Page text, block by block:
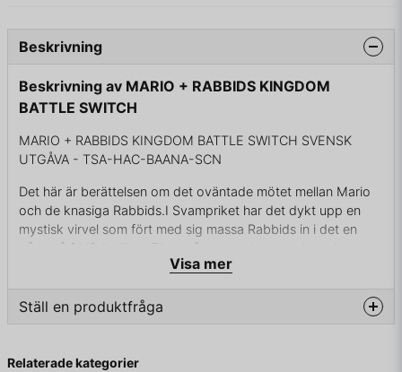
Beskrivning
Beskrivning av MARIO + RABBIDS KINGDOM
BATTLE SWITCH
MARIO + RABBIDS KINGDOM BATTLE SWITCH SVENSK
UTGÅVA - TSA-HAC-BAANA-SCN
Det här är berättelsen om det oväntade mötet mellan Mario
och de knasiga Rabbids.I Svampriket har det dykt upp en
mystisk virvel som fört med sig massa Rabbids in i det en
gång så fridfulla riket. För att återigen skapa ordning i
Svampriket måste Mario, Luigi, Prinsessan Peach och Yoshi
samarbeta med fyra stycken Rabbids-hjältar. Detta kommer
föra dessa åtta på en resa genom fyra olika världar.Upptäck
en skruvad värld full av hemligheter och referenser till tidigare
turordningsbaserade strider och co-op-utmaningar och lös
Visa mer
Ställ en produktfråga
Fråga oss något om denna produkten...
Relaterade kategorier